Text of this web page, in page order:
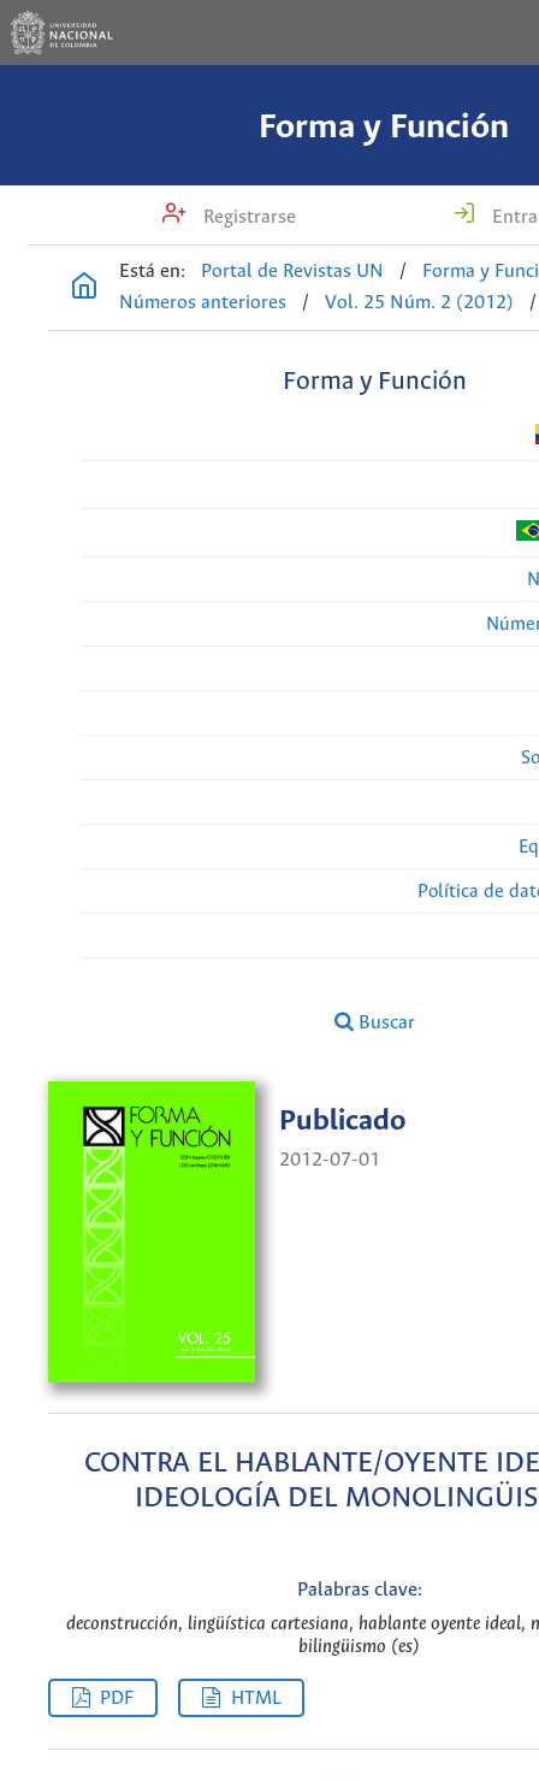
Forma y Función
Registrarse
Está en: Portal de Revistas UN /
Forma y
Números anteriores
/ Vol. 25 Núm. 2 (2012) /
Forma y Función
Política de
Buscar
Publicado
2012-07-01
CONTRA EL HABLANTE/OYENTE
IDEOLOGÍA DEL
Palabras clave:
deconstrucción, lingüística cartesiana, hablante oyente ideal,
bilingüismo (es)
PDF HTML